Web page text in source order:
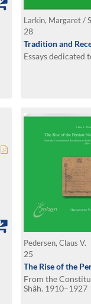
Larkin, Margaret /
28
Tradition and
Essays dedicated
Pedersen, Claus V.
25
The Rise of the
From the
Shâh. 1910–1927